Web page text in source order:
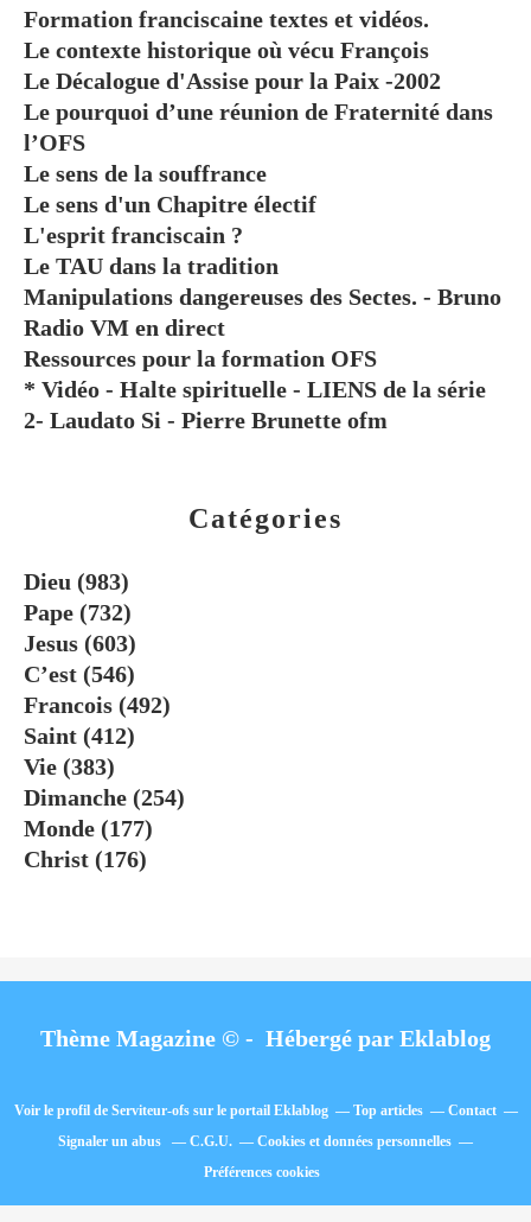
Catégories
Dieu (983)
Pape (732)
Jesus (603)
C’est (546)
Francois (492)
Saint (412)
Vie (383)
Dimanche (254)
Monde (177)
Christ (176)
Formation franciscaine textes et vidéos.
Le contexte historique où vécu François
Le Décalogue d'Assise pour la Paix -2002
Le pourquoi d’une réunion de Fraternité dans
l’OFS
Le sens de la souffrance
Le sens d'un Chapitre électif
L'esprit franciscain ?
Le TAU dans la tradition
Manipulations dangereuses des Sectes. - Bruno
Radio VM en direct
Ressources pour la formation OFS
* Vidéo - Halte spirituelle - LIENS de la série
2- Laudato Si - Pierre Brunette ofm
Thème Magazine © - Hébergé par Eklablog
Voir le profil de Serviteur-ofssur le portail Eklablog Top articles
Contact
Signaler un abus
C.G.U.
Cookies et données personnelles
Préférences cookies